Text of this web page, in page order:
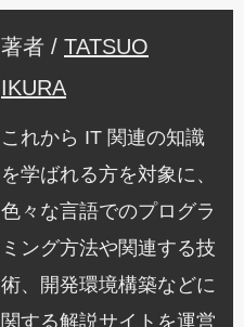
著者 / TATSUO
IKURA
これから IT 関連の知識
を学ばれる方を対象に、
色々な言語でのプログラ
ミング方法や関連する技
術、開発環境構築などに
関する解説サイトを運営